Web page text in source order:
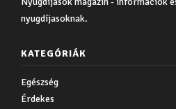
nyugdíjasoknak.
KATEGÓRIÁK
Egészség
Érdekes